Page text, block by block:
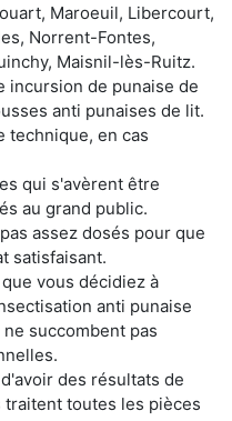
Maroeuil, Libercourt,
Norrent-Fontes,
Maisnil-lès-Ruitz.
incursion de punaise de
anti punaises de lit.
technique, en cas
qui s'avèrent être
au grand public.
assez dosés pour que
satisfaisant.
vous décidiez à
anti punaise
succombent pas
des résultats de
toutes les pièces